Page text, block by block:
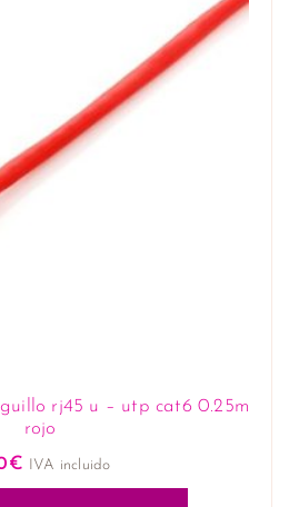
rj45 u – utp cat6 0.25m
rojo
€ IVA incluido